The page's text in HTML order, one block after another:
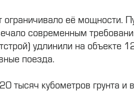
её мощности.
современным
удлинили на объекте
поезда.
тысяч кубометров грунта и